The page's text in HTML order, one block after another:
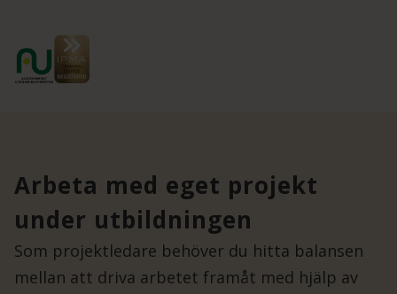
Arbeta med eget projekt
under utbildningen
Som projektledare behöver du hitta balansen
mellan att driva arbetet framåt med hjälp av